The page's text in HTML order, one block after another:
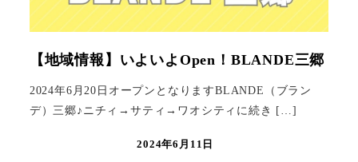
【地域情報】いよいよOpen！BLANDE三郷
2024年6月20日オープンとなりますBLANDE（ブラン
デ）三郷♪ニチィ→サティ→ワオシティに続き […]
2024年6月11日